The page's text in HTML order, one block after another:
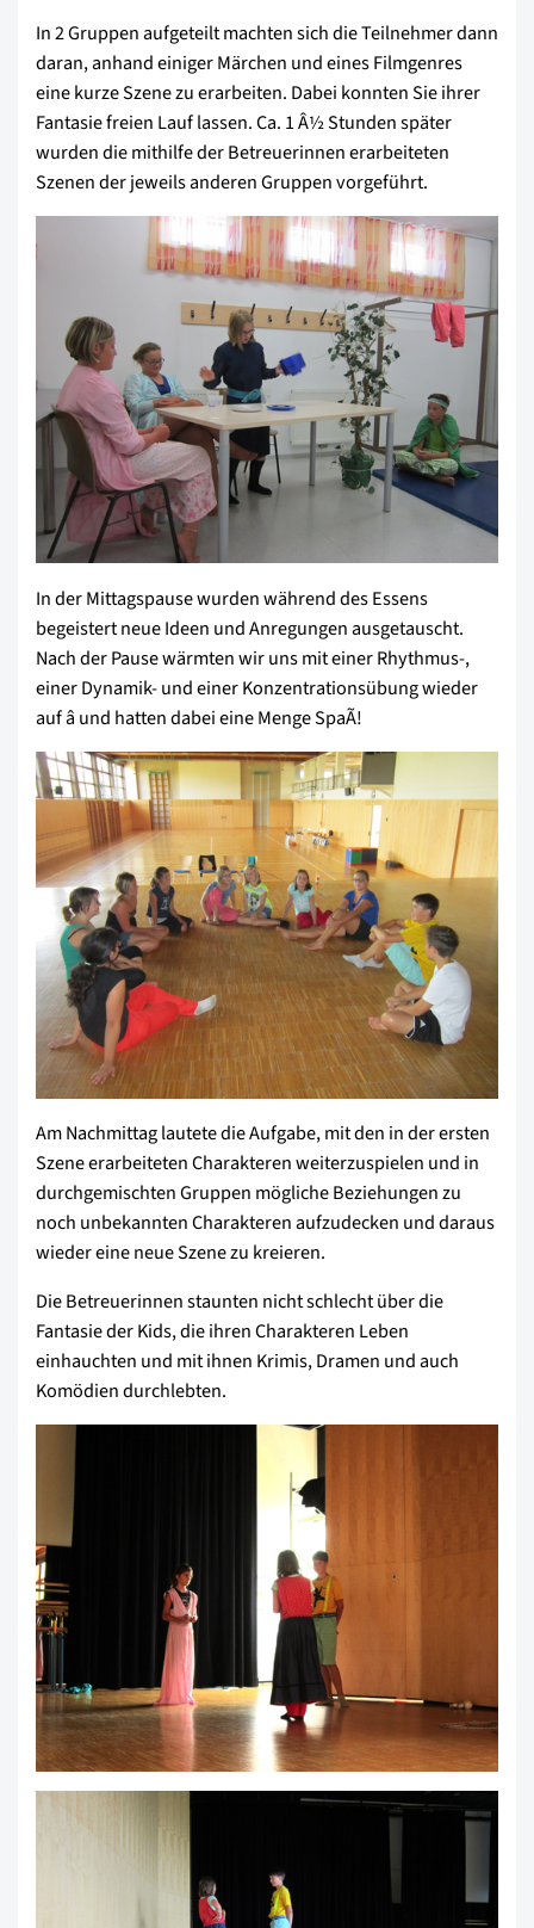
In 2 Gruppen aufgeteilt machten sich die Teilnehmer dann
daran, anhand einiger Märchen und eines Filmgenres
eine kurze Szene zu erarbeiten. Dabei konnten Sie ihrer
Fantasie freien Lauf lassen. Ca. 1 Â½ Stunden später
wurden die mithilfe der Betreuerinnen erarbeiteten
Szenen der jeweils anderen Gruppen vorgeführt.
In der Mittagspause wurden während des Essens
begeistert neue Ideen und Anregungen ausgetauscht.
Nach der Pause wärmten wir uns mit einer Rhythmus-,
einer Dynamik- und einer Konzentrationsübung wieder
auf â und hatten dabei eine Menge SpaÃ!
Am Nachmittag lautete die Aufgabe, mit den in der ersten
Szene erarbeiteten Charakteren weiterzuspielen und in
durchgemischten Gruppen mögliche Beziehungen zu
noch unbekannten Charakteren aufzudecken und daraus
wieder eine neue Szene zu kreieren.
Die Betreuerinnen staunten nicht schlecht über die
Fantasie der Kids, die ihren Charakteren Leben
einhauchten und mit ihnen Krimis, Dramen und auch
Komödien durchlebten.